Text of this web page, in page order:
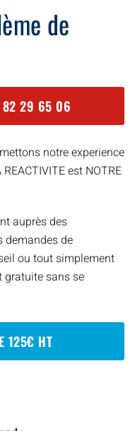
de
29 65 06
notre experience
est NOTRE
auprès des
demandes de
ou tout simplement
gratuite sans se
125€ HT